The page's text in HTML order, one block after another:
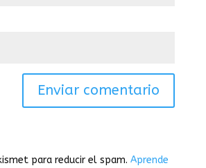
para reducir el spam. Aprende